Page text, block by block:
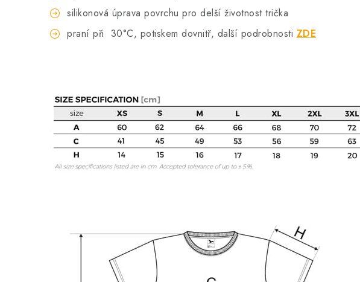
silikonová úprava povrchu pro delší životnost trička
praní při 30°C, potiskem dovnitř, další podrobnosti ZDE